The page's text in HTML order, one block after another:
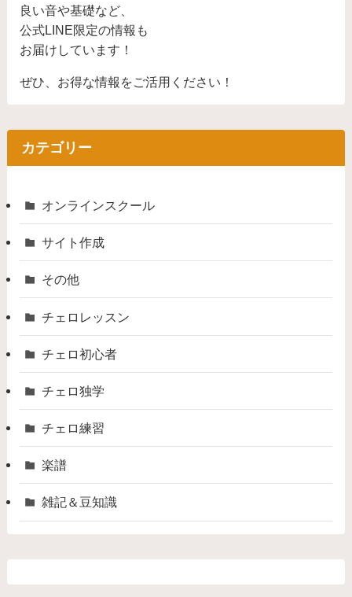
良い音や基礎など、
公式LINE限定の情報も
お届けしています！
ぜひ、お得な情報をご活用ください！
カテゴリー
オンラインスクール
サイト作成
その他
チェロレッスン
チェロ初心者
チェロ独学
チェロ練習
楽譜
雑記＆豆知識